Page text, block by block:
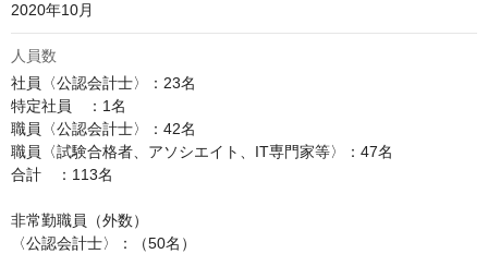
2020年10月
人員数
社員〈公認会計士〉：23名
特定社員　：1名
職員〈公認会計士〉：42名
職員〈試験合格者、アソシエイト、IT専門家等〉：47名
合計　：113名
非常勤職員（外数）
〈公認会計士〉：（50名）